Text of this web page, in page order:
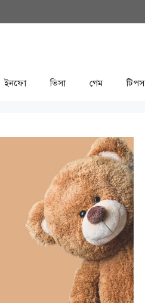
ইনফো ভিসা গেম টিপস